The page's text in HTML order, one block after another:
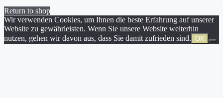
Return to shop
Wir verwenden Cookies, um Ihnen die beste Erfahrung auf unserer
Website zu gewährleisten. Wenn Sie unsere Website weiterhin
nutzen, gehen wir davon aus, dass Sie damit zufrieden sind. OK